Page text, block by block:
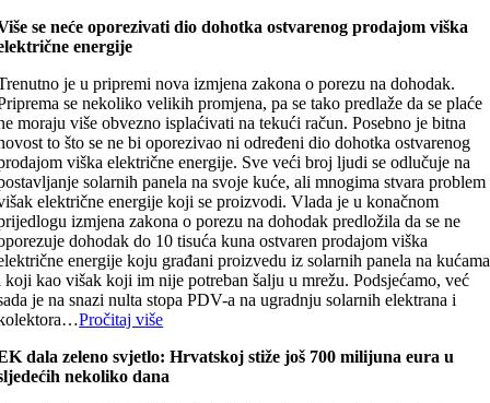
se neće oporezivati dio dohotka ostvarenog prodajom viška
energije
je u pripremi nova izmjena zakona o porezu na dohodak.
se nekoliko velikih promjena, pa se tako predlaže da se plaće
moraju više obvezno isplaćivati na tekući račun. Posebno je bitna
to što se ne bi oporezivao ni određeni dio dohotka ostvarenog
viška električne energije. Sve veći broj ljudi se odlučuje na
solarnih panela na svoje kuće, ali mnogima stvara problem
električne energije koji se proizvodi. Vlada je u konačnom
izmjena zakona o porezu na dohodak predložila da se ne
dohodak do 10 tisuća kuna ostvaren prodajom viška
energije koju građani proizvedu iz solarnih panela na kućama
koji kao višak koji im nije potreban šalju u mrežu. Podsjećamo, već
je na snazi nulta stopa PDV-a na ugradnju solarnih elektrana i
Pročitaj više
dala zeleno svjetlo: Hrvatskoj stiže još 700 milijuna eura u
nekoliko dana